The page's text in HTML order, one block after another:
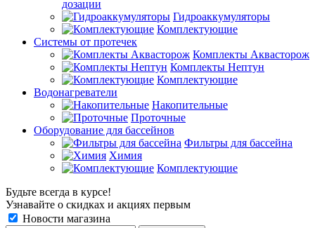
дозации
Гидроаккумуляторы
Комплектующие
Системы от протечек
Комплекты Аквасторож
Комплекты Нептун
Комплектующие
Водонагреватели
Накопительные
Проточные
Оборудование для бассейнов
Фильтры для бассейна
Химия
Комплектующие
Будьте всегда в курсе!
Узнавайте о скидках и акциях первым
Новости магазина